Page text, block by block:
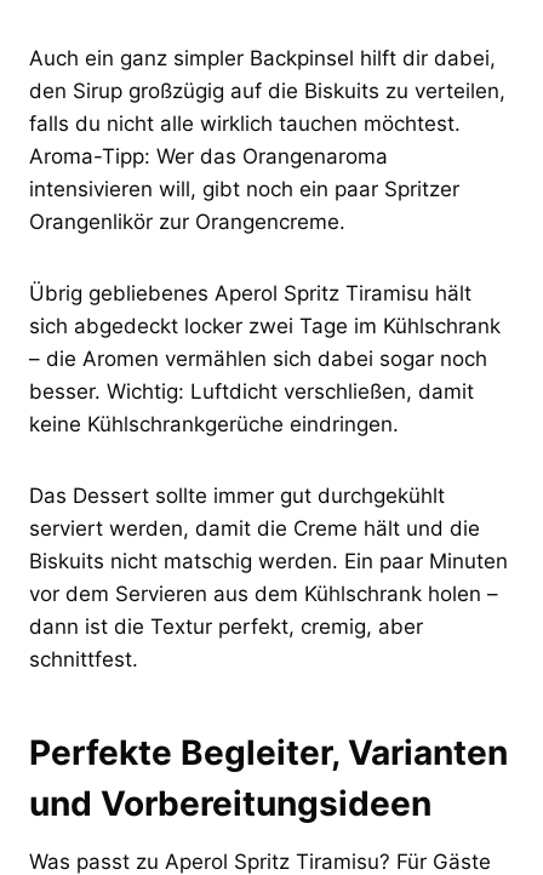
Auch ein ganz simpler Backpinsel hilft dir dabei,
den Sirup großzügig auf die Biskuits zu verteilen,
falls du nicht alle wirklich tauchen möchtest.
Aroma-Tipp: Wer das Orangenaroma
intensivieren will, gibt noch ein paar Spritzer
Orangenlikör zur Orangencreme.
Übrig gebliebenes Aperol Spritz Tiramisu hält
sich abgedeckt locker zwei Tage im Kühlschrank
– die Aromen vermählen sich dabei sogar noch
besser. Wichtig: Luftdicht verschließen, damit
keine Kühlschrankgerüche eindringen.
Das Dessert sollte immer gut durchgekühlt
serviert werden, damit die Creme hält und die
Biskuits nicht matschig werden. Ein paar Minuten
vor dem Servieren aus dem Kühlschrank holen –
dann ist die Textur perfekt, cremig, aber
schnittfest.
Perfekte Begleiter, Varianten
und Vorbereitungsideen
Was passt zu Aperol Spritz Tiramisu? Für Gäste